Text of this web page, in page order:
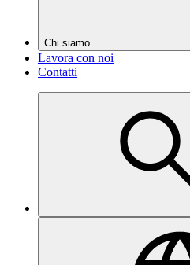
Chi siamo
Lavora con noi
Contatti